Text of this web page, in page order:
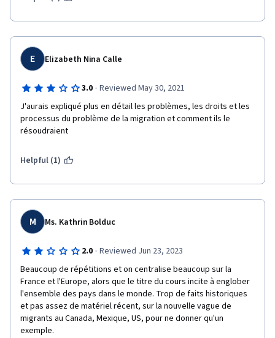
E Elizabeth Nina Calle
3.0 · Reviewed May 30, 2021
J'aurais expliqué plus en détail les problèmes, les droits et les
processus du problème de la migration et comment ils le
résoudraient
Helpful (1)
M Ms. Kathrin Bolduc
2.0 · Reviewed Jun 23, 2023
Beaucoup de répétitions et on centralise beaucoup sur la
France et l'Europe, alors que le titre du cours incite à englober
l'ensemble des pays dans le monde. Trop de faits historiques
et pas assez de matériel récent, sur la nouvelle vague de
migrants au Canada, Mexique, US, pour ne donner qu'un
exemple.